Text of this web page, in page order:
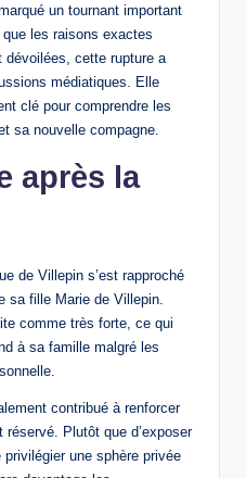
un tournant important
les raisons exactes
dévoilées, cette rupture a
médiatiques. Elle
clé pour comprendre les
sa nouvelle compagne.
après la
de Villepin s’est rapproché
sa fille Marie de Villepin.
comme très forte, ce qui
à sa famille malgré les
contribué à renforcer
réservé. Plutôt que d’exposer
une sphère privée